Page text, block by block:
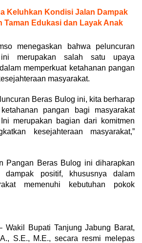
Keluhkan Kondisi Jalan Dampak
Taman Edukasi dan Layak Anak
menegaskan bahwa peluncuran
merupakan salah satu upaya
memperkuat ketahanan pangan
masyarakat.
Beras Bulog ini, kita berharap
pangan bagi masyarakat
merupakan bagian dari komitmen
kesejahteraan masyarakat,”
Pangan Beras Bulog ini diharapkan
dampak positif, khususnya dalam
memenuhi kebutuhan pokok
Wakil Bupati Tanjung Jabung Barat,
S.E., M.E., secara resmi melepas